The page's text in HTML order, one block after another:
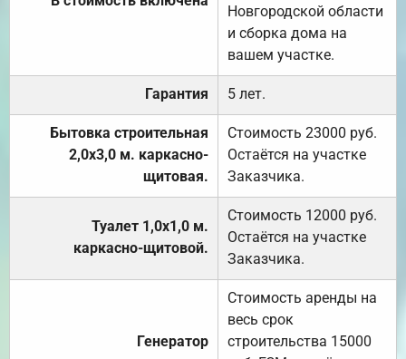
Новгородской области
и сборка дома на
вашем участке.
Гарантия 5 лет.
Бытовка строительная
2,0х3,0 м. каркасно-
щитовая.
Стоимость 23000 руб.
Остаётся на участке
Заказчика.
Туалет 1,0х1,0 м.
каркасно-щитовой.
Стоимость 12000 руб.
Остаётся на участке
Заказчика.
Генератор
Стоимость аренды на
весь срок
строительства 15000